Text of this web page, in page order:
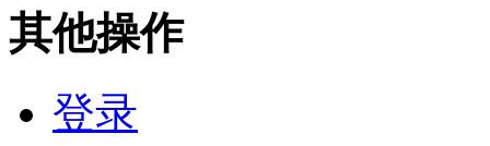
其他操作
登录